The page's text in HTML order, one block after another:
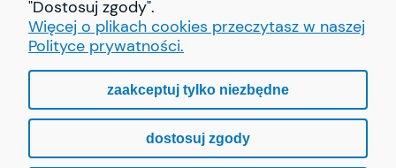
O NAS
"Dostosuj zgody".
Więcej o plikach cookies przeczytasz w naszej
Polityce prywatności.
zaakceptuj tylko niezbędne
dostosuj zgody